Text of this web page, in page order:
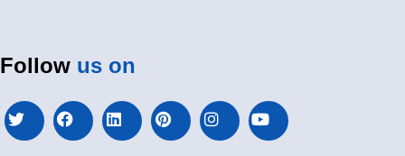
Follow us on